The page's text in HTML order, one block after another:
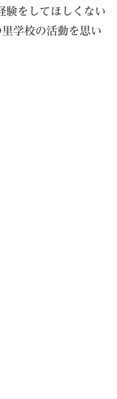
験をしてほしくない
学校の活動を思い